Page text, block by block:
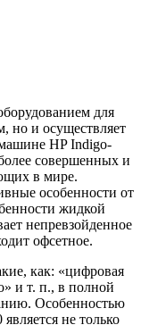
для
но и осуществляет
HP Indigo-
совершенных и
в мире.
особенности от
жидкой
непревзойденное
офсетное.
как: «цифровая
и т. п., в полной
Особенностью
не только